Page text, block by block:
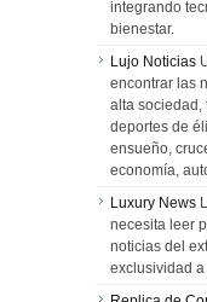
integrando
bienestar.
Lujo Noticias
encontrar las
alta sociedad,
deportes de
ensueño,
economía,
Luxury News
necesita leer
noticias del
exclusividad